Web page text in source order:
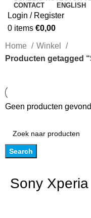
CONTACT
ENGLISH
Login / Register
0 items €0,00
Home
Winkel
Producten getagged
Geen producten
Search
Sony